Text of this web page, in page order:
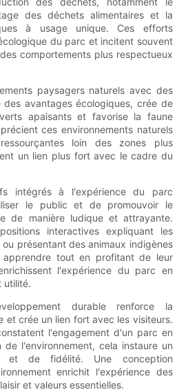
des déchets alimentaires et la
à usage unique. Ces efforts
du parc et incitent souvent
comportements plus respectueux
paysagers naturels avec des
avantages écologiques, crée de
apaisants et favorise la faune
ces environnements naturels
loin des zones plus
un lien plus fort avec le cadre du
intégrés à l'expérience du parc
le public et de promouvoir le
de manière ludique et attrayante.
interactives expliquant les
présentant des animaux indigènes
tout en profitant de leur
l'expérience du parc en
utilité.
durable renforce la
et crée un lien fort avec les visiteurs.
l'engagement d'un parc en
l'environnement, cela instaure un
et de fidélité. Une conception
enrichit l'expérience des
et valeurs essentielles.